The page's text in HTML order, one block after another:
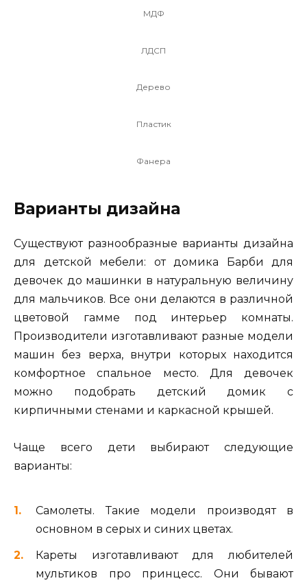
МДФ
ЛДСП
Дерево
Пластик
Фанера
Варианты дизайна
Существуют разнообразные варианты дизайна
для детской мебели: от домика Барби для
девочек до машинки в натуральную величину
для мальчиков. Все они делаются в различной
цветовой гамме под интерьер комнаты.
Производители изготавливают разные модели
машин без верха, внутри которых находится
комфортное спальное место. Для девочек
можно подобрать детский домик с
кирпичными стенами и каркасной крышей.
Чаще всего дети выбирают следующие
варианты:
Самолеты. Такие модели производят в
основном в серых и синих цветах.
Кареты изготавливают для любителей
мультиков про принцесс. Они бывают